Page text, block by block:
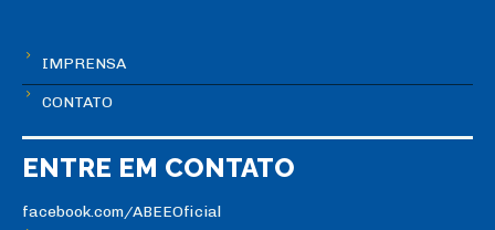
IMPRENSA
CONTATO
ENTRE EM CONTATO
facebook.com/ABEEOficial